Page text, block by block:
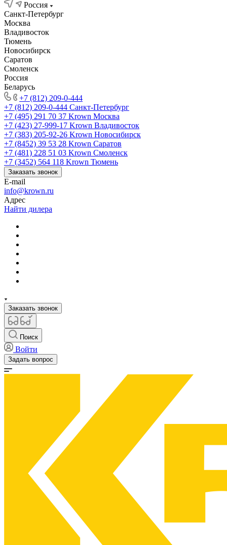
Россия
Санкт-Петербург
Москва
Владивосток
Тюмень
Новосибирск
Саратов
Смоленск
Россия
Беларусь
+7 (812) 209-0-444
+7 (812) 209-0-444 Санкт-Петербург
+7 (495) 291 70 37 Krown Москва
+7 (423) 27-999-17 Krown Владивосток
+7 (383) 205-92-26 Krown Новосибирск
+7 (8452) 39 53 28 Krown Саратов
+7 (481) 228 51 03 Krown Смоленск
+7 (3452) 564 118 Krown Тюмень
Заказать звонок
E-mail
info@krown.ru
Адрес
Найти дилера
Заказать звонок
Поиск
Войти
Задать вопрос